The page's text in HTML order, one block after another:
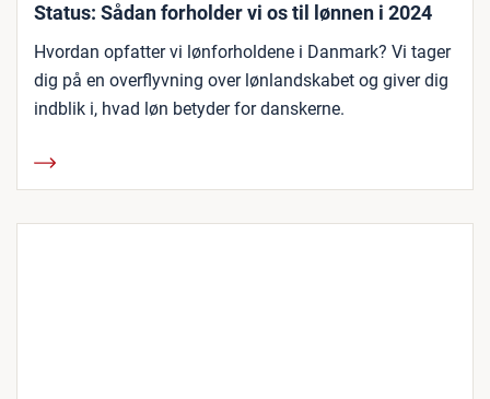
Status: Sådan forholder vi os til lønnen i 2024
Hvordan opfatter vi lønforholdene i Danmark? Vi tager
dig på en overflyvning over lønlandskabet og giver dig
indblik i, hvad løn betyder for danskerne.